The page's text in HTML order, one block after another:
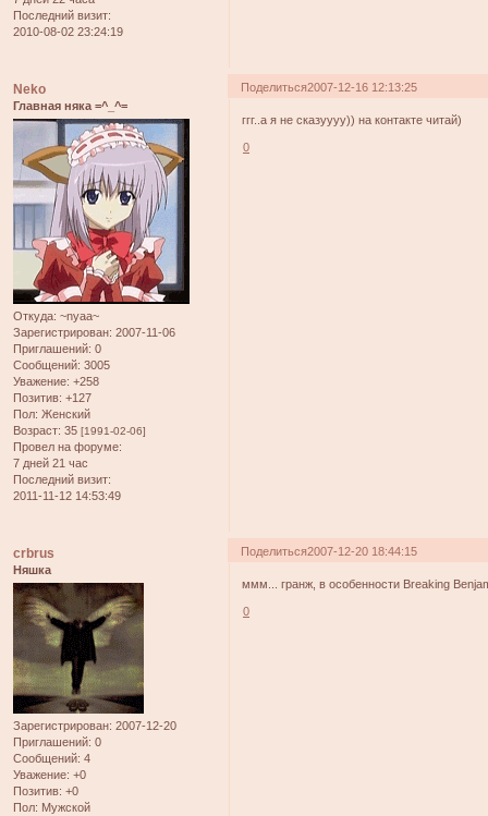
Последний визит:
2010-08-02 23:24:19
Поделиться2007-12-16 12:13:25
Neko
Главная няка =^_^=
Откуда: ~nyaa~
Зарегистрирован: 2007-11-06
Приглашений: 0
Сообщений: 3005
Уважение: +258
Позитив: +127
Пол: Женский
Возраст: 35 [1991-02-06]
Провел на форуме:
7 дней 21 час
Последний визит:
2011-11-12 14:53:49
ггг..а я не сказуууу)) на контакте читай)
0
Поделиться2007-12-20 18:44:15
crbrus
Няшка
Зарегистрирован: 2007-12-20
Приглашений: 0
Сообщений: 4
Уважение: +0
Позитив: +0
Пол: Мужской
ммм... гранж, в особенности Breaking
0